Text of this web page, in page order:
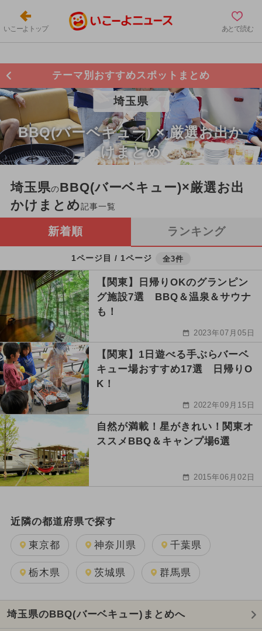
いこーよトップ あとで読む
テーマ別おすすめスポットまとめ
埼玉県
BBQ(バーベキュー) × 厳選お出か
けまとめ
埼玉県のBBQ(バーベキュー)×厳選お出
かけまとめ記事一覧
新着順 ランキング
1ページ目 / 1ページ 全3件
【関東】日帰りOKのグランピン
グ施設7選 BBQ＆温泉＆サウナ
も！
2023年07月05日
【関東】1日遊べる手ぶらバーベ
キュー場おすすめ17選 日帰りO
K！
2022年09月15日
自然が満載！星がきれい！関東オ
ススメBBQ＆キャンプ場6選
2015年06月02日
近隣の都道府県で探す
東京都 神奈川県 千葉県
栃木県 茨城県 群馬県
埼玉県のBBQ(バーベキュー)まとめへ